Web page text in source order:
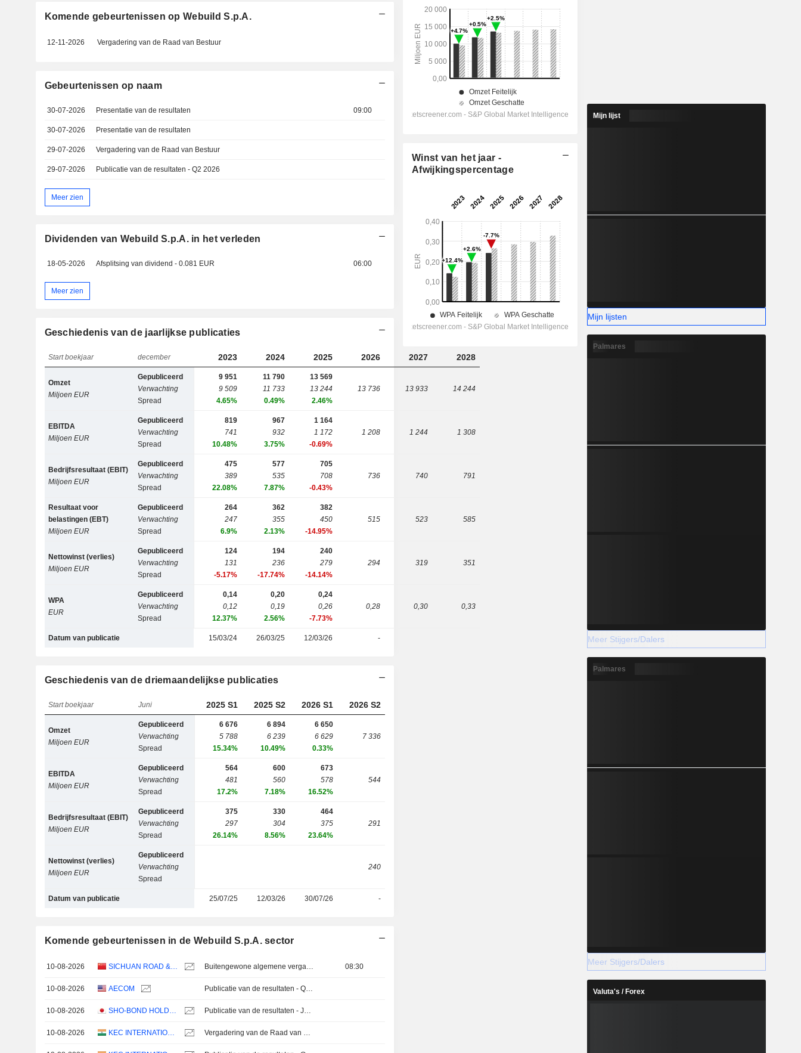
Komende gebeurtenissen op Webuild S.p.A.
12-11-2026 Vergadering van de Raad van Bestuur
Gebeurtenissen op naam
30-07-2026 Presentatie van de resultaten 09:00
30-07-2026 Presentatie van de resultaten
29-07-2026 Vergadering van de Raad van Bestuur
29-07-2026 Publicatie van de resultaten - Q2 2026
Meer zien
Dividenden van Webuild S.p.A. in het verleden
18-05-2026 Afsplitsing van dividend - 0.081 EUR 06:00
Meer zien
Geschiedenis van de jaarlijkse publicaties
Start boekjaar december 2023 2024 2025 2026 2027 2028
Omzet
Miljoen EUR
Gepubliceerd
Verwachting
Spread
9 951
9 509
4.65%
11 790
11 733
0.49%
13 569
13 244
2.46%
13 736 13 933 14 244
EBITDA
Miljoen EUR
Gepubliceerd
Verwachting
Spread
819
741
10.48%
967
932
3.75%
1 164
1 172
-0.69%
1 208 1 244 1 308
Bedrijfsresultaat (EBIT)
Miljoen EUR
Gepubliceerd
Verwachting
Spread
475
389
22.08%
577
535
7.87%
705
708
-0.43%
736 740 791
Resultaat voor
belastingen (EBT)
Miljoen EUR
Gepubliceerd
Verwachting
Spread
264
247
6.9%
362
355
2.13%
382
450
-14.95%
515 523 585
Nettowinst (verlies)
Miljoen EUR
Gepubliceerd
Verwachting
Spread
124
131
-5.17%
194
236
-17.74%
240
279
-14.14%
294 319 351
WPA
EUR
Gepubliceerd
Verwachting
Spread
0,14
0,12
12.37%
0,20
0,19
2.56%
0,24
0,26
-7.73%
0,28 0,30 0,33
Datum van publicatie 15/03/24 26/03/25 12/03/26 -
Geschiedenis van de driemaandelijkse publicaties
Start boekjaar Juni 2025 S1 2025 S2 2026 S1 2026 S2
Omzet
Miljoen EUR
Gepubliceerd
Verwachting
Spread
6 676
5 788
15.34%
6 894
6 239
10.49%
6 650
6 629
0.33%
7 336
EBITDA
Miljoen EUR
Gepubliceerd
Verwachting
Spread
564
481
17.2%
600
560
7.18%
673
578
16.52%
544
Bedrijfsresultaat (EBIT)
Miljoen EUR
Gepubliceerd
Verwachting
Spread
375
297
26.14%
330
304
8.56%
464
375
23.64%
291
Nettowinst (verlies)
Miljoen EUR
Gepubliceerd
Verwachting
Spread
240
Datum van publicatie 25/07/25 12/03/26 30/07/26 -
Komende gebeurtenissen in de Webuild S.p.A. sector
10-08-2026 SICHUAN ROAD & BRIDGE GROUP CO.,LTD Buitengewone algemene vergadering 08:30
10-08-2026 AECOM Publicatie van de resultaten - Q3 2026
10-08-2026 SHO-BOND HOLDINGS CO.,LTD. Publicatie van de resultaten - Jaarlijks 2026
10-08-2026 KEC INTERNATIONAL LIMITED Vergadering van de Raad van Bestuur
Winst van het jaar -
Afwijkingspercentage
Mijn lijst
Mijn lijsten
Palmares
Meer Stijgers/Dalers
Palmares
Meer Stijgers/Dalers
Valuta's / Forex